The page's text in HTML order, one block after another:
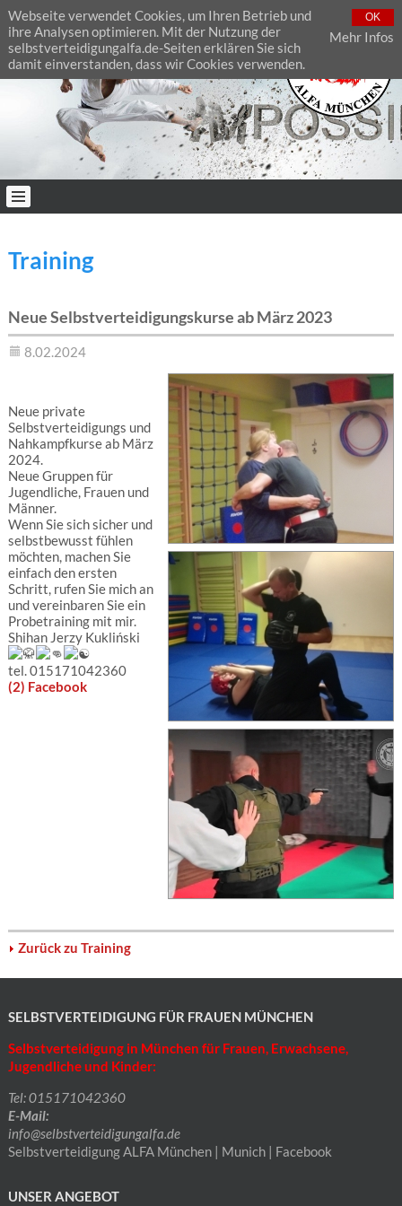
Training
Neue Selbstverteidigungskurse ab März 2023
8.02.2024
Neue private
Selbstverteidigungs und
Nahkampfkurse ab März
2024.
Neue Gruppen für
Jugendliche, Frauen und
Männer.
Wenn Sie sich sicher und
selbstbewusst fühlen
möchten, machen Sie
einfach den ersten
Schritt, rufen Sie mich an
und vereinbaren Sie ein
Probetraining mit mir.
Shihan Jerzy Kukliński
tel.015171042360
(2) Facebook
Zurück zu Training
SELBSTVERTEIDIGUNG FÜR FRAUEN MÜNCHEN
Selbstverteidigung in München für Frauen, Erwachsene,
Jugendliche und Kinder:
Tel: 015171042360
E-Mail:
info@selbstverteidigungalfa.de
Selbstverteidigung ALFA München | Munich | Facebook
UNSER ANGEBOT
Webseite verwendet Cookies, um Ihren Betrieb und
ihre Analysen optimieren. Mit der Nutzung der
selbstverteidigungalfa.de-Seiten erklären Sie sich
damit einverstanden, dass wir Cookies verwenden.
OK
Mehr Infos